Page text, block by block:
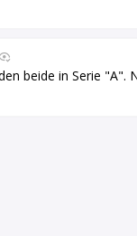
beide in Serie "A".